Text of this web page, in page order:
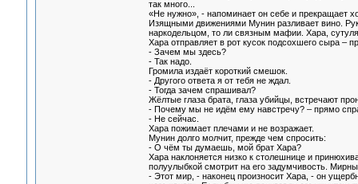
так много...
«Не нужно», - напоминает он себе и прекращает
Изящными движениями Мунин разливает вино.
наркодельцом, то ли связным мафии. Хара,
Хара отправляет в рот кусок подсохшего сыра –
- Зачем мы здесь?
- Так надо.
Громила издаёт короткий смешок.
- Другого ответа я от тебя не ждал.
- Тогда зачем спрашивал?
Жёлтые глаза брата, глаза убийцы, встречают
- Почему мы не идём ему навстречу? – прямо
- Не сейчас.
Хара пожимает плечами и не возражает.
Мунин долго молчит, прежде чем спросить:
- О чём ты думаешь, мой брат Хара?
Хара наклоняется низко к столешнице и
полуулыбкой смотрит на его задумчивость.
- Этот мир, - наконец произносит Хара, - он